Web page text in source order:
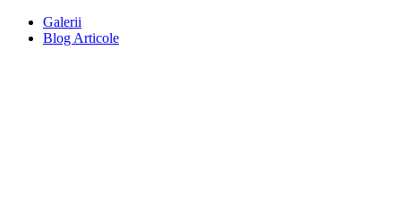
Galerii
Blog Articole